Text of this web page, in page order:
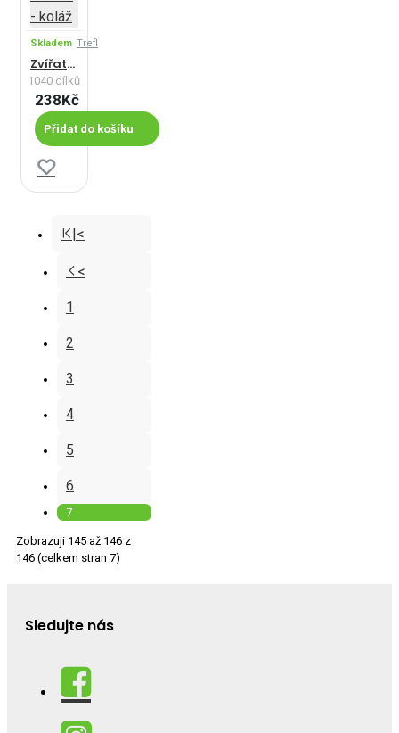
Skladem Trefl
Zvířata - koláž
1040 dílků
238Kč
Přidat do košíku
|<
<
1
2
3
4
5
6
7
Zobrazuji 145 až 146 z
146 (celkem stran 7)
Sledujte nás